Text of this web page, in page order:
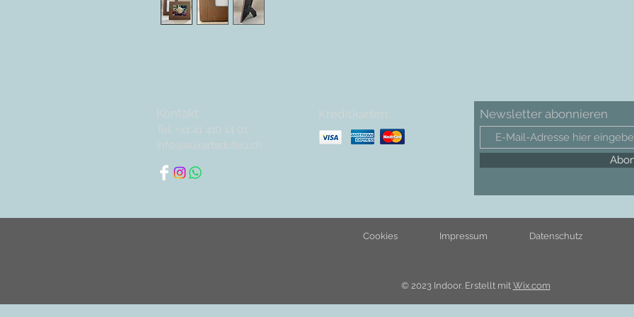
Kontakt
Tel: +41 41 410 14 01
info@auxartsdufeu.ch
Kreditkarten: Newsletter abonnieren
Cookies Impressum Datenschutz
© 2023 Indoor. Erstellt mit Wix.com